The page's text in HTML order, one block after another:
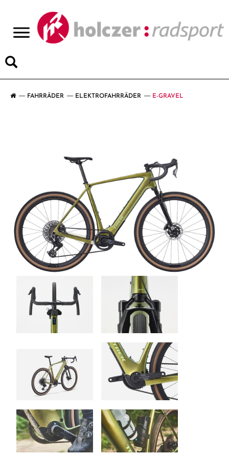
FAHRRÄDER ELEKTROFAHRRÄDER E-GRAVEL